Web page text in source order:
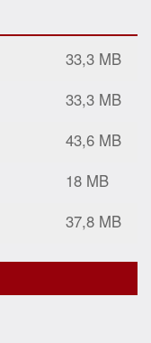
33,3 MB
33,3 MB
43,6 MB
18 MB
37,8 MB